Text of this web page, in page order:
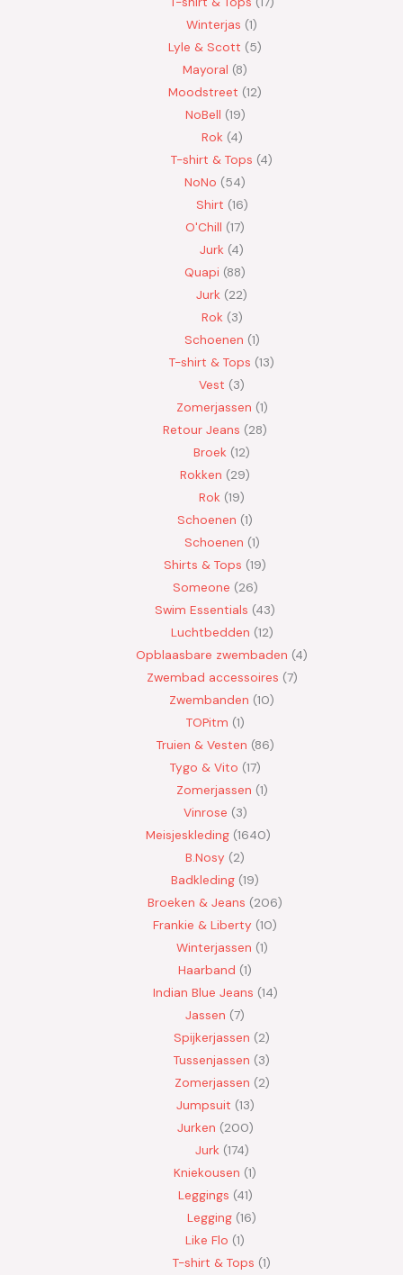
Winterjas 1
Lyle & Scott
5
Mayoral 8
Moodstreet 12
NoBell 19
Rok 4
T-shirt & Tops 4
NoNo
54
Shirt 16
O'Chill 17
Jurk 4
Quapi 88
Jurk 22
Rok 3
Schoenen 1
T-shirt & Tops 13
Vest
3
Zomerjassen 1
Retour Jeans
28
Broek 12
Rokken
29
Rok 19
Schoenen 1
Schoenen 1
Shirts & Tops 19
Someone 26
Swim Essentials 43
Luchtbedden 12
Opblaasbare zwembaden 4
Zwembad accessoires 7
Zwembanden 10
TOPitm 1
Truien & Vesten 86
Tygo & Vito 17
Zomerjassen 1
Vinrose 3
Meisjeskleding 1640
B.Nosy
2
Badkleding 19
Broeken & Jeans
206
Frankie & Liberty 10
Winterjassen 1
Haarband 1
Indian Blue Jeans 14
Jassen 7
Spijkerjassen
2
Tussenjassen
3
Zomerjassen 2
Jumpsuit 13
Jurken 200
Jurk 174
Kniekousen 1
Leggings 41
Legging 16
Like Flo 1
T-shirt & Tops 1